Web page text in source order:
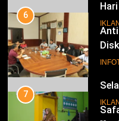
IKLAN
16
IKLAN
6
7